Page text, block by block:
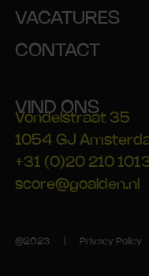
VACATURES
CONTACT
VIND ONS
Vondelstraat 35
1054 GJ
+31 (0)20 210
score@goalden.nl
@2023 | Privacy Policy